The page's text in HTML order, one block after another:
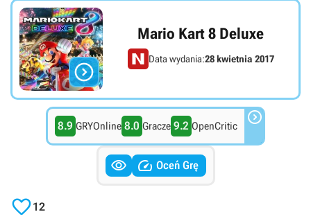

Mario Kart 8 Deluxe
Data wydania:28 kwietnia 2017
8.9 GRYOnline 8.0 Gracze 9.2 OpenCritic 
  Oceń Grę
12